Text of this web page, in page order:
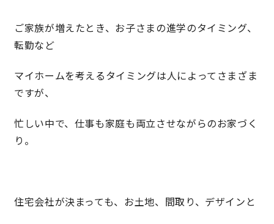
身体に優しい自然素材の家
耐震等級3 & 許容応力度計算 全棟標準
100年点検住宅
ご家族が増えたとき、お子さまの進学のタイミング、
転勤など
マイホームを考えるタイミングは人によってさまざま
ですが、
忙しい中で、仕事も家庭も両立させながらのお家づく
り。
住宅会社が決まっても、お土地、間取り、デザインと